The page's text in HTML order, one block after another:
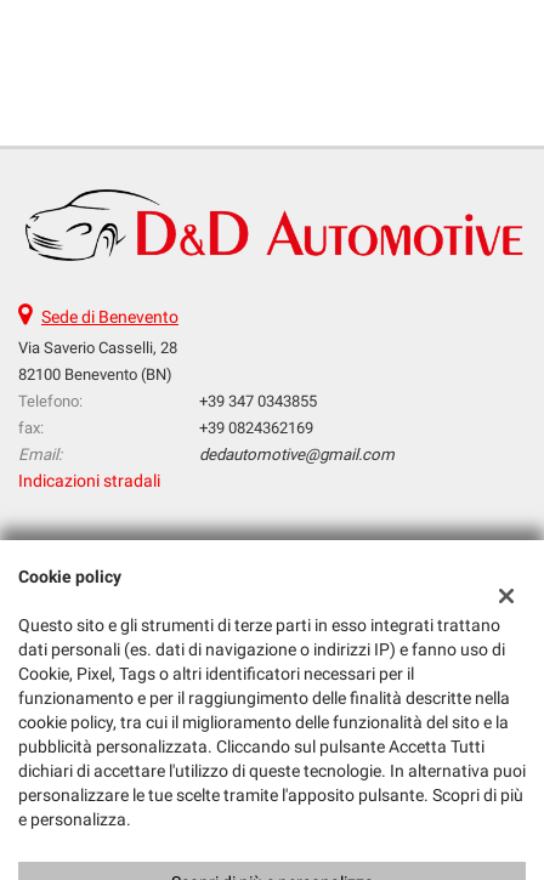
Sede di Benevento
Via Saverio Casselli, 28
82100 Benevento (BN)
Telefono:
+39 347 0343855
fax:
+39 0824362169
Email:
dedautomotive@gmail.com
Indicazioni stradali
Dati fiscali:
Via Saverio Casselli, 28, 82100 Benevento BN
C.F/P.IVA:01561740620
Registro delle imprese:BN
Cookie policy
Questo sito e gli strumenti di terze parti in esso integrati trattano
dati personali (es. dati di navigazione o indirizzi IP) e fanno uso di
Cookie, Pixel, Tags o altri identificatori necessari per il
funzionamento e per il raggiungimento delle finalità descritte nella
cookie policy, tra cui il miglioramento delle funzionalità del sito e la
pubblicità personalizzata. Cliccando sul pulsante Accetta Tutti
dichiari di accettare l'utilizzo di queste tecnologie. In alternativa puoi
personalizzare le tue scelte tramite l'apposito pulsante. Scopri di più
e personalizza.